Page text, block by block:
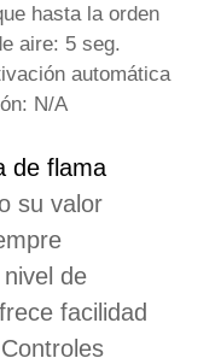
hasta la orden
aire: 5 seg.
automática
N/A
de flama
su valor
de
facilidad